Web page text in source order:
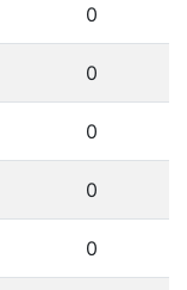
0
0
0
0
0